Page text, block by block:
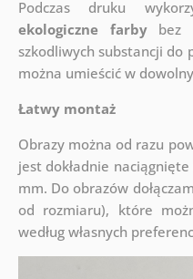
Podczas druku
ekologiczne farbybez
szkodliwych substancji do
można umieścić w
Łatwy montaż
Obrazy można od razu
jest dokładnie
mm. Do obrazów
od rozmiaru), które
według własnych